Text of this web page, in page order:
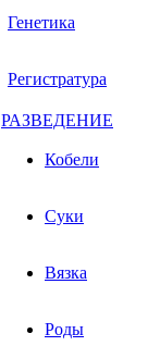
Генетика
Регистратура
РАЗВЕДЕНИЕ
Кобели
Суки
Вязка
Роды